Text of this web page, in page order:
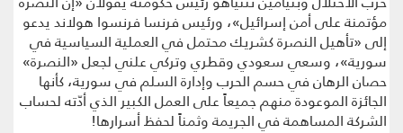
مؤتمنة على أمن إسرائيل»، ورئيس فرنسا فرنسوا هولاند يدعو
إلى «تأهيل النصرة كشريك محتمل في العملية السياسية في
سورية»، وسعي سعودي وقطري وتركي علني لجعل «النصرة»
حصان الرهان في حسم الحرب وإدارة السلم في سورية، كأنها
الجائزة الموعودة منهم جميعاً على العمل الكبير الذي أدّته لحساب
الشركة المساهمة في الجريمة وثمناً لحفظ أسرارها!